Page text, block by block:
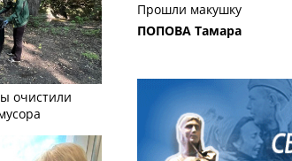
очистили
Прошли макушку
ПОПОВА Тамара